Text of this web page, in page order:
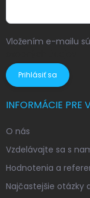
Vložením e-mailu
Prihlásiť sa
INFORMÁCIE PRE
O nás
Vzdelávajte sa s
Hodnotenia a
Najčastejšie otázky